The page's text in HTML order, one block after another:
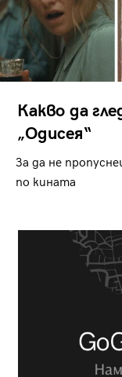
Какво да
„Одисея“
За да не
по кината